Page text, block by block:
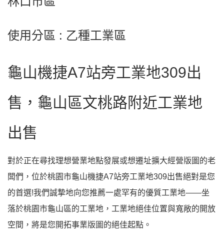
使用分區 : 乙種工業區
龜山機捷A7站旁工業地309出
售，龜山區文桃路附近工業地
出售
對於正在尋找理想營業地點發展或想遷址擴大經營版圖的老
闆們，位於桃園市龜山機捷A7站旁工業地309出售絕對是您
的首選!我們誠摯地向您推薦一處罕有的優質工業地——坐
落於桃園市龜山區的工業地，工業地絕佳位置與寬敞的開放
空間，將是您開拓事業版圖的絕佳起點。